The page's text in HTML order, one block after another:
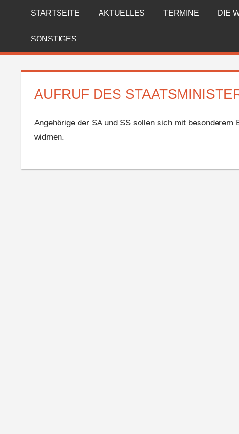
FREIWILLIGE
FEUERWEHR
REICHENBERG
STARTSEITE AKTUELLES TERMINE DIE
SONSTIGES
AUFRUF DES
Angehörige der SA und SS sollen sich mit
widmen.